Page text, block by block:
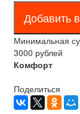
Минимальная
3000 рублей
Комфорт
Поделиться